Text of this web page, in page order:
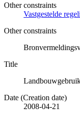
Other constraints
Vastgestelde
Other constraints
Title
Date (Creation date)
2008-04-21